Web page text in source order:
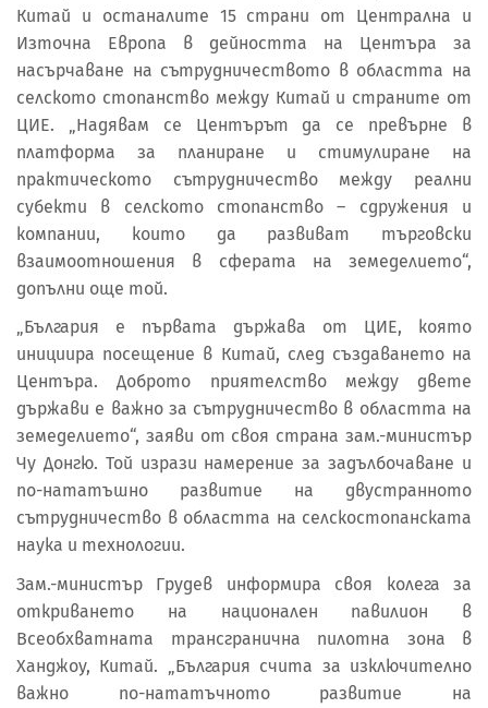
Китай и останалите 15 страни от Централна и
Източна Европа в дейността на Центъра за
насърчаване на сътрудничеството в областта на
селското стопанство между Китай и страните от
ЦИЕ. „Надявам се Центърът да се превърне в
платформа за планиране и стимулиране на
практическото сътрудничество между реални
субекти в селското стопанство – сдружения и
компании, които да развиват търговски
взаимоотношения в сферата на земеделието“,
допълни още той.
„България е първата държава от ЦИЕ, която
инициира посещение в Китай, след създаването на
Центъра. Доброто приятелство между двете
държави е важно за сътрудничество в областта на
земеделието“, заяви от своя страна зам.-министър
Чу Донгю. Той изрази намерение за задълбочаване и
по-нататъшно развитие на двустранното
сътрудничество в областта на селскостопанската
наука и технологии.
Зам.-министър Грудев информира своя колега за
откриването на национален павилион в
Всеобхватната трансгранична пилотна зона в
Ханджоу, Китай. „България счита за изключително
важно по-нататъчното развитие на